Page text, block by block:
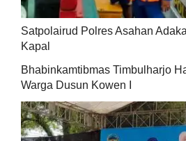
Satpolairud Polres Asahan
Kapal
Bhabinkamtibmas Timbulharjo
Warga Dusun Kowen I